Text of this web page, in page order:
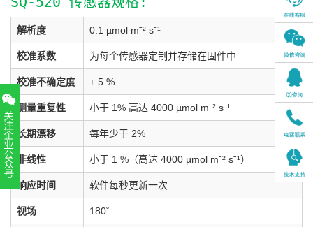
解析度 0.1 µmol mˉ² sˉ¹
校准系数 为每个传感器定制并存储在固件中
校准不确定度 ± 5 %
测量重复性 小于 1% 高达 4000 µmol mˉ² sˉ¹
长期漂移 每年少于 2%
非线性 小于 1 %（高达 4000 µmol mˉ² sˉ¹）
响应时间 软件每秒更新一次
视场 180˚
扫一扫，关注官方账号
010-52867771